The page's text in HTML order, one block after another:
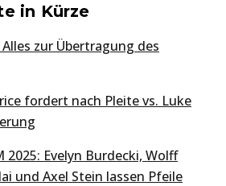
in Kürze
zur Übertragung des
fordert nach Pleite vs. Luke
2025: Evelyn Burdecki, Wolff
und Axel Stein lassen Pfeile